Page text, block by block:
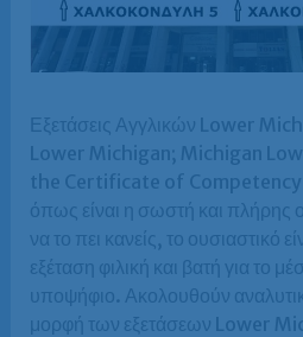
Εξετάσεις Αγγλικών Lower
Lower Michigan; Michigan
the Certificate of Competency
όπως είναι η σωστή και πλήρης
να το πει κανείς, το ουσιαστικό
εξέταση φιλική και βατή για το
υποψήφιο. Ακολουθούν
μορφή των εξετάσεων Lower